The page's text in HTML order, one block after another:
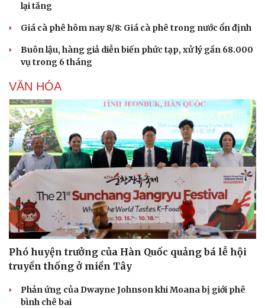
Dinh dưỡng - món ngon
Sản phụ khoa
Nam khoa
Làm đẹp - giảm cân
Phòng mạch online
Ăn sạch sống khỏe
lại tăng
Giá cà phê hôm nay 8/8: Giá cà phê trong nước ổn định
Buôn lậu, hàng giả diễn biến phức tạp, xử lý gần 68.000
vụ trong 6 tháng
VĂN HÓA
Phó huyện trưởng của Hàn Quốc quảng bá lễ hội
truyền thống ở miền Tây
Phản ứng của Dwayne Johnson khi Moana bị giới phê
bình chê bai